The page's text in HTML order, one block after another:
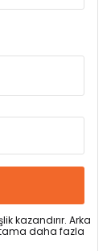
kazandırır. Arka
daha fazla